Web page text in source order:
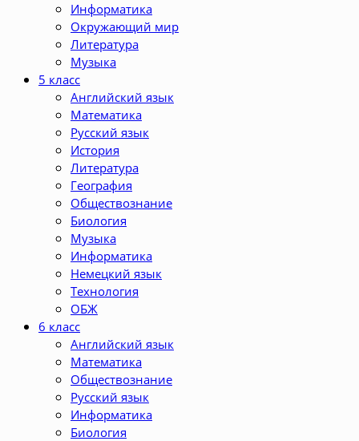
Информатика
Окружающий мир
Литература
Музыка
5 класс
Английский язык
Математика
Русский язык
История
Литература
География
Обществознание
Биология
Музыка
Информатика
Немецкий язык
Технология
ОБЖ
6 класс
Английский язык
Математика
Обществознание
Русский язык
Информатика
Биология